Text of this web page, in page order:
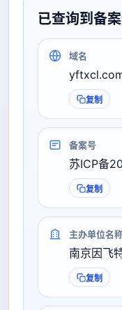
已查询到备
域名
复制
备案号
苏ICP备
复制
主办单位名
南京因飞
复制